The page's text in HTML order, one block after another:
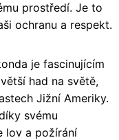
prostředí. Je to
ochranu a respekt.
je fascinujícím
had na světě,
Jižní Ameriky.
svému
lov a požírání